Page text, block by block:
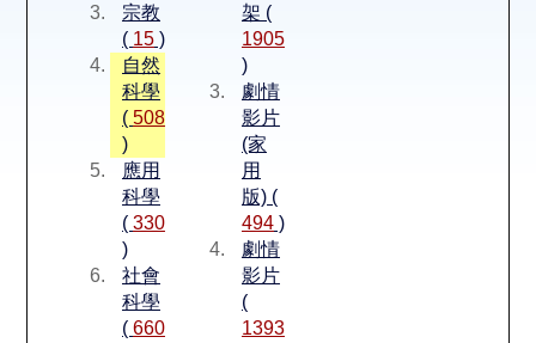
空間借用
熱門借閱
個人借閱
宗教
( 15)
自然
科學
( 508
)
應用
科學
( 330
)
社會
科學
( 660
架 (
1905
)
劇情
影片
(家
用
版) (
494)
劇情
影片
(
1393